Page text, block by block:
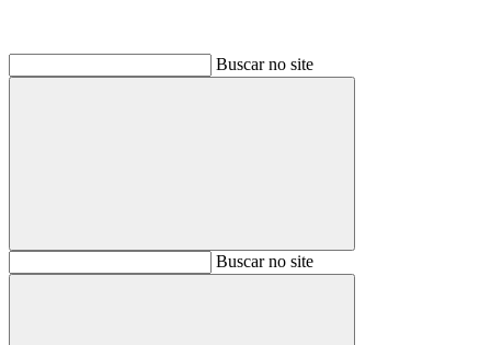
Buscar no site
BuscarBuscar no site